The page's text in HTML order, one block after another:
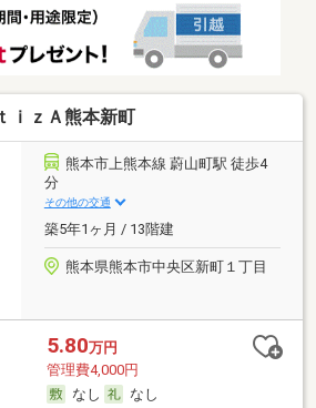
ｉｚＡ熊本新町
熊本市上熊本線 蔚山町駅 徒歩4
分
その他の交通
築5年1ヶ月 / 13階建
熊本県熊本市中央区新町１丁目
5.80万円
管理費4,000円
なし
なし